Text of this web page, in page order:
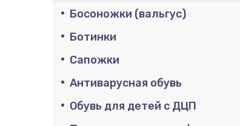
Босоножки (вальгус)
Ботинки
Сапожки
Антиварусная обувь
Обувь для детей с ДЦП